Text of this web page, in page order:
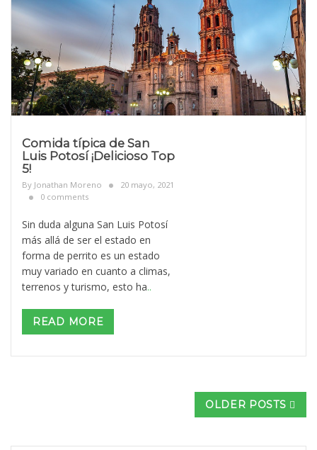
Comida típica de San
Luis Potosí ¡Delicioso Top
5!
By Jonathan Moreno
20 mayo, 2021
0 comments
Sin duda alguna San Luis Potosí
más allá de ser el estado en
forma de perrito es un estado
muy variado en cuanto a climas,
terrenos y turismo, esto ha..
READ MORE
OLDER POSTS